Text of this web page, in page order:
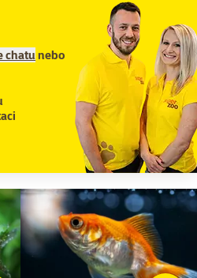
chatu nebo